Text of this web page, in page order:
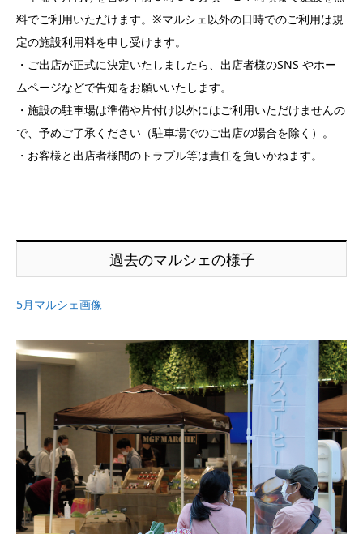
料でご利用いただけます。※マルシェ以外の日時でのご利用は規
定の施設利用料を申し受けます。
・ご出店が正式に決定いたしましたら、出店者様のSNS やホー
ムページなどで告知をお願いいたします。
・施設の駐車場は準備や片付け以外にはご利用いただけませんの
で、予めご了承ください（駐車場でのご出店の場合を除く）。
・お客様と出店者様間のトラブル等は責任を負いかねます。
過去のマルシェの様子
5月マルシェ画像